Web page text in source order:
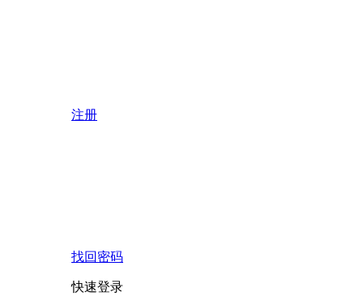
注册
找回密码
快速登录